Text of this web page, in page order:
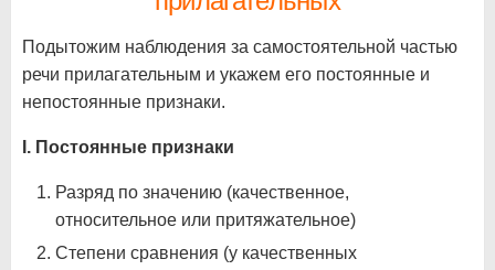
Подытожим наблюдения за самостоятельной частью
речи прилагательным и укажем его постоянные и
непостоянные признаки.
I. Постоянные признаки
Разряд по значению (качественное,
относительное или притяжательное)
Степени сравнения (у качественных